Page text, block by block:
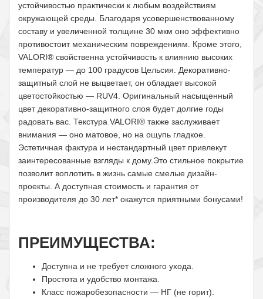
устойчивостью практически к любым воздействиям
окружающей среды. Благодаря усовершенствованному
составу и увеличенной толщине 30 мкм оно эффективно
противостоит механическим повреждениям. Кроме этого,
VALORI® свойственна устойчивость к влиянию высоких
температур — до 100 градусов Цельсия. Декоративно-
защитный слой не выцветает, он обладает высокой
цветостойкостью — RUV4. Оригинальный насыщенный
цвет декоративно-защитного слоя будет долгие годы
радовать вас. Текстура VALORI® также заслуживает
внимания — оно матовое, но на ощупь гладкое.
Эстетичная фактура и нестандартный цвет привлекут
заинтересованные взгляды к дому.Это стильное покрытие
позволит воплотить в жизнь самые смелые дизайн-
проекты. А доступная стоимость и гарантия от
производителя до 30 лет* окажутся приятными бонусами!
ПРЕИМУЩЕСТВА:
Доступна и не требует сложного ухода.
Простота и удобство монтажа.
Класс пожаробезопасности — НГ (не горит).